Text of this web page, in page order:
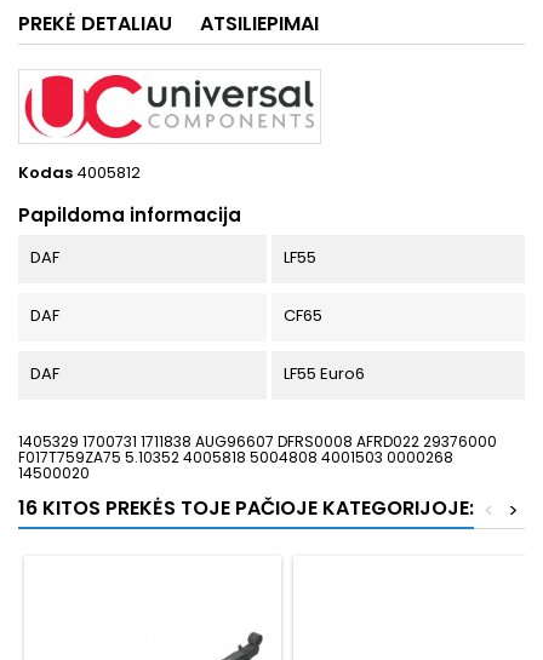
PREKĖ DETALIAU ATSILIEPIMAI
Kodas 4005812
Papildoma informacija
DAF LF55
DAF CF65
DAF LF55 Euro6
1405329 1700731 1711838 AUG96607 DFRS0008 AFRD022 29376000
F017T759ZA75 5.10352 4005818 5004808 4001503 0000268
14500020
16 KITOS PREKĖS TOJE PAČIOJE KATEGORIJOJE: >
<